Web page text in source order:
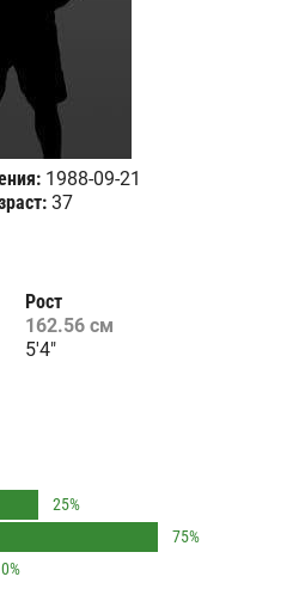
1988-09-21
37
Рост
162.56 см
5'4"
25%
75%
0%